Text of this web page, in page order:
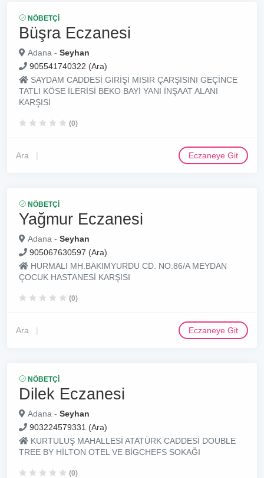
NÖBETÇI
Büşra Eczanesi
Adana - Seyhan
905541740322 (Ara)
SAYDAM CADDESİ GİRİŞİ MISIR ÇARŞISINI GEÇİNCE
TATLI KÖSE İLERİSİ BEKO BAYİ YANI İNŞAAT ALANI
KARŞISI
(0)
Ara Eczaneye Git
NÖBETÇI
Yağmur Eczanesi
Adana - Seyhan
905067630597 (Ara)
HURMALI MH.BAKIMYURDU CD. NO:86/A MEYDAN
ÇOCUK HASTANESİ KARŞISI
(0)
Ara Eczaneye Git
NÖBETÇI
Dilek Eczanesi
Adana - Seyhan
903224579331 (Ara)
KURTULUŞ MAHALLESİ ATATÜRK CADDESİ DOUBLE
TREE BY HİLTON OTEL VE BİGCHEFS SOKAĞI
(0)